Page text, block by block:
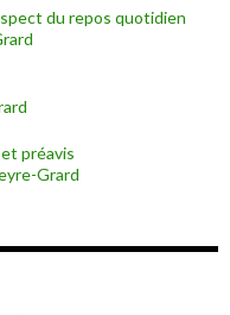
du repos quotidien
préavis
Grard